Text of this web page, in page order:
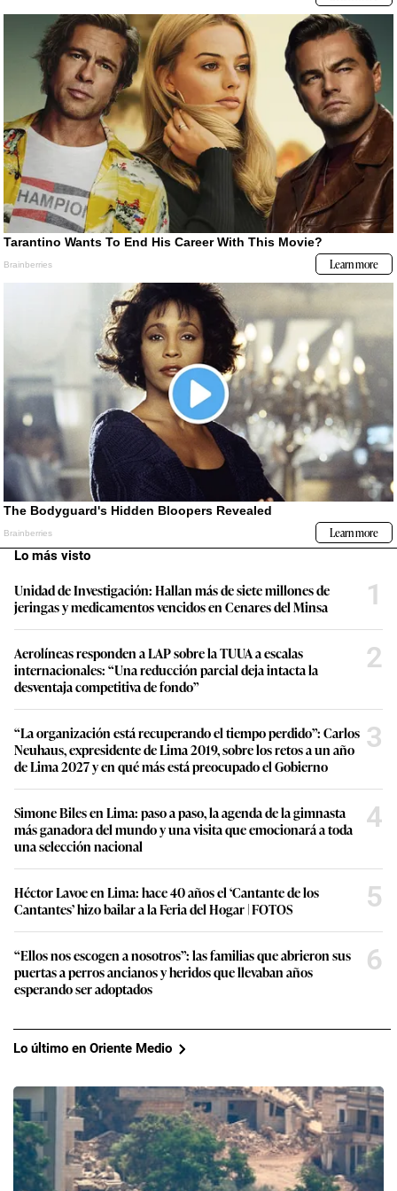
Lo más visto
Unidad de Investigación: Hallan más de siete millones de
jeringas y medicamentos vencidos en Cenares del Minsa
1
Aerolíneas responden a LAP sobre la TUUA a escalas
internacionales: “Una reducción parcial deja intacta la
desventaja competitiva de fondo”
2
“La organización está recuperando el tiempo perdido”: Carlos
Neuhaus, expresidente de Lima 2019, sobre los retos a un año
de Lima 2027 y en qué más está preocupado el Gobierno
3
Simone Biles en Lima: paso a paso, la agenda de la gimnasta
más ganadora del mundo y una visita que emocionará a toda
una selección nacional
4
Héctor Lavoe en Lima: hace 40 años el ‘Cantante de los
Cantantes’ hizo bailar a la Feria del Hogar | FOTOS
5
“Ellos nos escogen a nosotros”: las familias que abrieron sus
puertas a perros ancianos y heridos que llevaban años
esperando ser adoptados
6
Lo último en Oriente Medio